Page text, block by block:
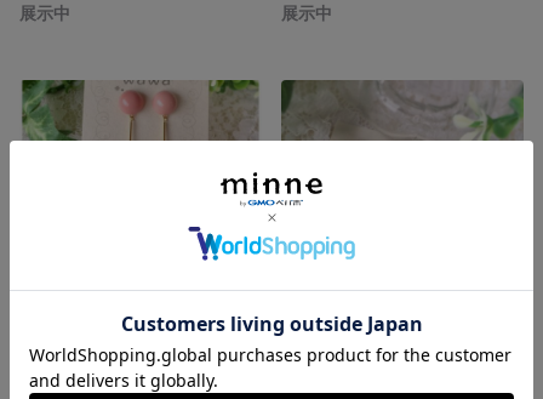
展示中 展示中
◆ナチュラルカラー大ぶりピアス◆
展示中
◆アンティーク風ピアス◆
展示中